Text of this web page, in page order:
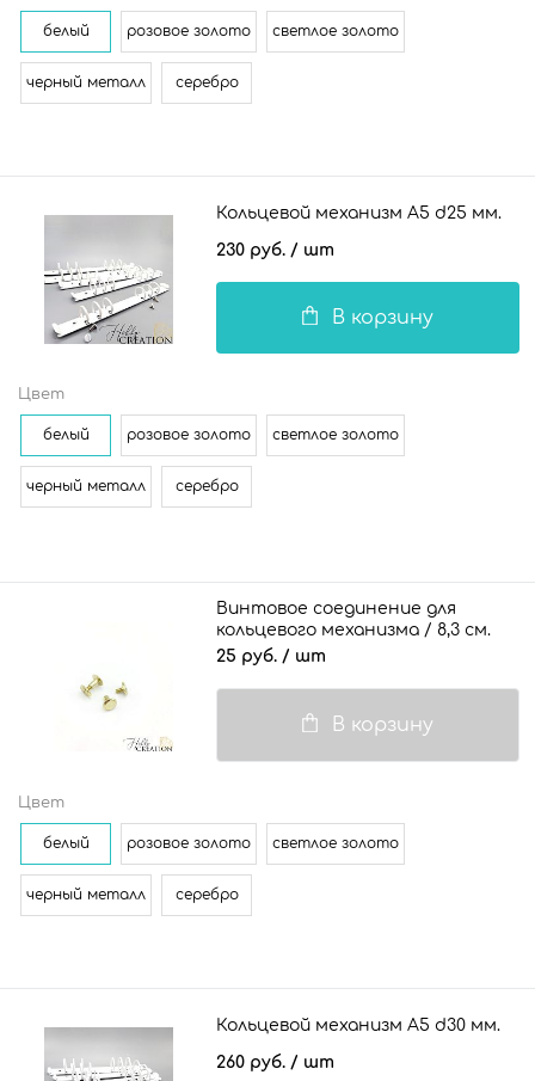
белый розовое золото светлое золото
черный металл серебро
Кольцевой механизм А5 d25 мм.
230 руб. / шт
В корзину
Цвет
белый розовое золото светлое золото
черный металл серебро
Винтовое соединение для
кольцевого механизма / 8,3 см.
25 руб. / шт
В корзину
Цвет
белый розовое золото светлое золото
черный металл серебро
Кольцевой механизм А5 d30 мм.
260 руб. / шт